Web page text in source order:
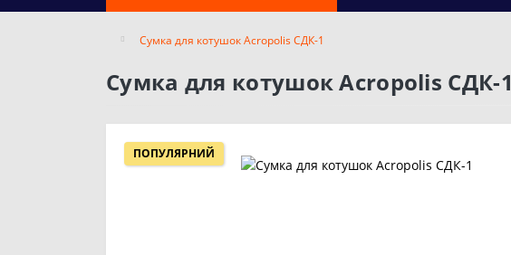
Сумка для котушок Acropolis СДК-1
Сумка для котушок Acropolis СДК-1
ПОПУЛЯРНИЙ